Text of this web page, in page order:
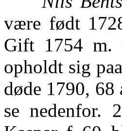
være født
Gift 1754 m.
opholdt sig paa
døde 1790,
se nedenfor.